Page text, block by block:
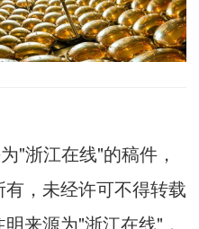
"浙江在线"的稿件，
，未经许可不得转载
来源为"浙江在线"，